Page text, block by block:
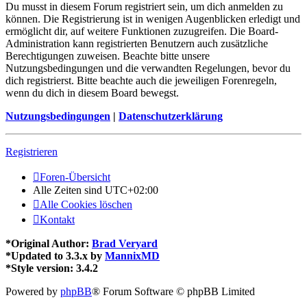
Du musst in diesem Forum registriert sein, um dich anmelden zu
können. Die Registrierung ist in wenigen Augenblicken erledigt und
ermöglicht dir, auf weitere Funktionen zuzugreifen. Die Board-
Administration kann registrierten Benutzern auch zusätzliche
Berechtigungen zuweisen. Beachte bitte unsere
Nutzungsbedingungen und die verwandten Regelungen, bevor du
dich registrierst. Bitte beachte auch die jeweiligen Forenregeln,
wenn du dich in diesem Board bewegst.
Nutzungsbedingungen | Datenschutzerklärung
Registrieren
Foren-Übersicht
Alle Zeiten sind UTC+02:00
Alle Cookies löschen
Kontakt
*Original Author: Brad Veryard
*Updated to 3.3.x by MannixMD
*Style version: 3.4.2
Powered by phpBB® Forum Software © phpBB Limited